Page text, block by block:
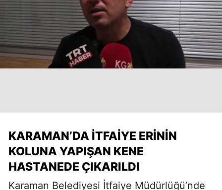
KARAMAN’DA İTFAIYE ERININ
KOLUNA YAPIŞAN KENE
HASTANEDE ÇIKARILDI
Karaman Belediyesi İtfaiye Müdürlüğü’nde